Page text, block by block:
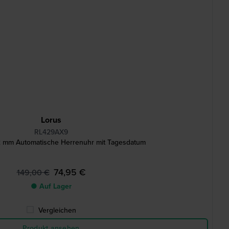
Lorus
RL429AX9
Automatische Herrenuhr mit Tagesdatum
149,00 € 74,95 €
● Auf Lager
Vergleichen